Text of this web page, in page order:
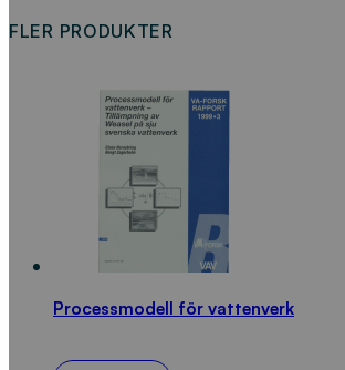
FLER PRODUKTER
Processmodell för vattenverk